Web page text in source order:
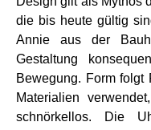
die bis heute gültig
Annie aus der
Gestaltung
Bewegung. Form folgt
Materialien
schnörkellos. Die